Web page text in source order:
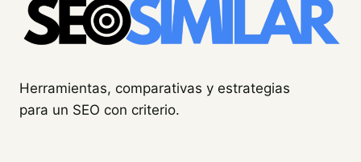
Herramientas, comparativas y estrategias
para un SEO con criterio.